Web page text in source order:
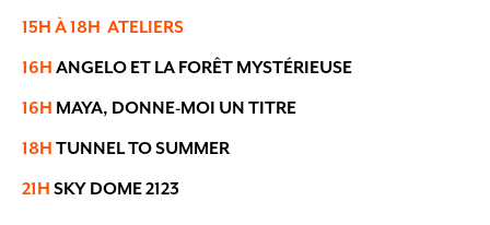
15H À 18H ATELIERS
16H ANGELO ET LA FORÊT MYSTÉRIEUSE
16H MAYA, DONNE-MOI UN TITRE
18H TUNNEL TO SUMMER
21H SKY DOME 2123